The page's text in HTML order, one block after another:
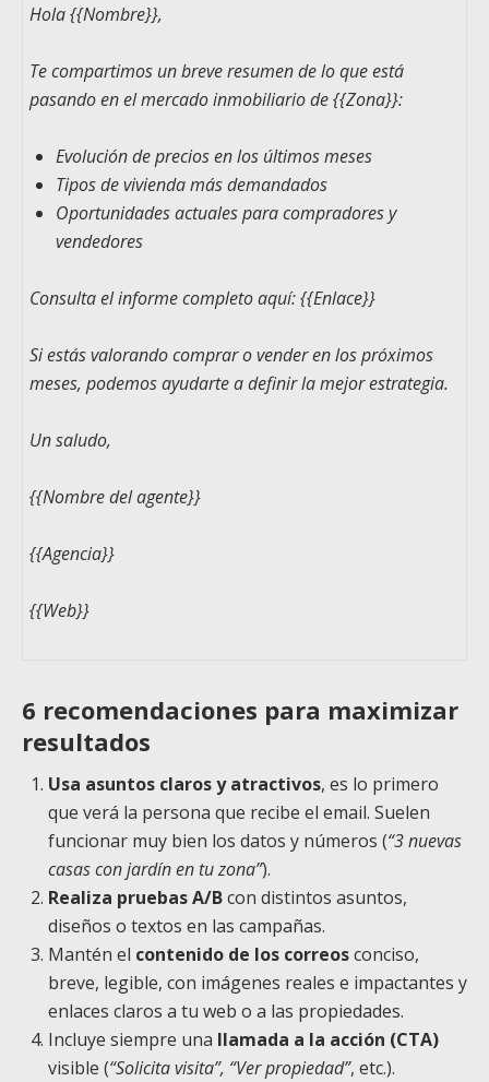
Hola{{Nombre}},
Te compartimos un breve resumen de lo que está
pasando en el mercado inmobiliario de{{Zona}}:
Evolución de precios en los últimos meses
Tipos de vivienda más demandados
Oportunidades actuales para compradores y
vendedores
Consulta el informe completo aquí:{{Enlace}}
Si estás valorando comprar o vender en los próximos
meses, podemos ayudarte a definir la mejor estrategia.
Un saludo,
{{Nombre del agente}}
{{Agencia}}
{{Web}}
6 recomendaciones para maximizar
resultados
Usa asuntos claros y atractivos, es lo primero
que verá la persona que recibe el email. Suelen
funcionar muy bien los datos y números (“3 nuevas
casas con jardín en tu zona”).
Realiza pruebas A/Bcon distintos asuntos,
diseños o textos en las campañas.
Mantén el contenido de los correosconciso,
breve, legible, con imágenes reales e impactantes y
enlaces claros a tu web o a las propiedades.
Incluye siempre una llamada a la acción (CTA)
visible (“Solicita visita”, “Ver propiedad”, etc.).